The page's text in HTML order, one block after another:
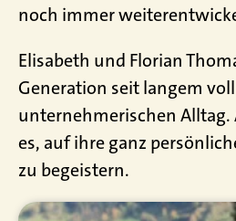
noch immer
Elisabeth und Florian
Generation seit langem
unternehmerischen Alltag.
es, auf ihre ganz
zu begeistern.